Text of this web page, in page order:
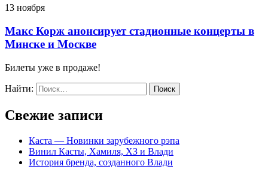
13 ноября
Макс Корж анонсирует стадионные концерты в
Минске и Москве
Билеты уже в продаже!
Найти:
Свежие записи
Каста — Новинки зарубежного рэпа
Винил Касты, Хамиля, ХЗ и Влади
История бренда, созданного Влади